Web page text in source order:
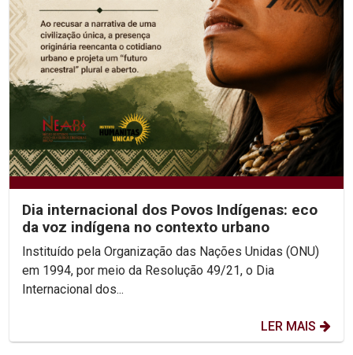
Dia internacional dos Povos Indígenas: eco
da voz indígena no contexto urbano
Instituído pela Organização das Nações Unidas (ONU)
em 1994, por meio da Resolução 49/21, o Dia
Internacional dos...
LER MAIS